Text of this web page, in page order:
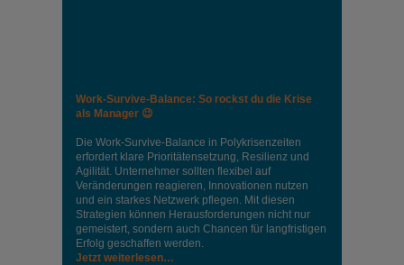
Work-Survive-Balance: So rockst du die Krise
als Manager 😉
Die Work-Survive-Balance in Polykrisenzeiten
erfordert klare Prioritätensetzung, Resilienz und
Agilität. Unternehmer sollten flexibel auf
Veränderungen reagieren, Innovationen nutzen
und ein starkes Netzwerk pflegen. Mit diesen
Strategien können Herausforderungen nicht nur
gemeistert, sondern auch Chancen für langfristigen
Erfolg geschaffen werden.
Jetzt weiterlesen…